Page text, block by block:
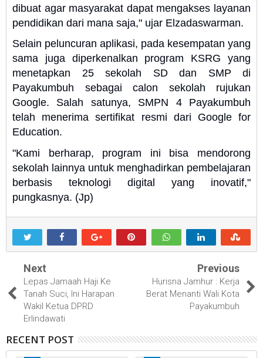
dibuat agar masyarakat dapat mengakses layanan
pendidikan dari mana saja," ujar Elzadaswarman.
Selain peluncuran aplikasi, pada kesempatan yang
sama juga diperkenalkan program KSRG yang
menetapkan 25 sekolah SD dan SMP di
Payakumbuh sebagai calon sekolah rujukan
Google. Salah satunya, SMPN 4 Payakumbuh
telah menerima sertifikat resmi dari Google for
Education.
"Kami berharap, program ini bisa mendorong
sekolah lainnya untuk menghadirkan pembelajaran
berbasis teknologi digital yang inovatif,"
pungkasnya. (Jp)
Next
Lepas Jamaah Haji Ke
Tanah Suci, Ini Harapan
Wakil Ketua DPRD
Erlindawati
Previous
Hurisna Jamhur : Kerja
Berat Menanti Wali Kota
Payakumbuh
RECENT POST